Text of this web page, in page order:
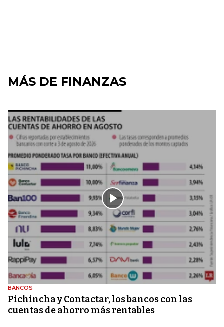
MÁS DE FINANZAS
BANCOS
Pichincha y Contactar, los bancos con las
cuentas de ahorro más rentables